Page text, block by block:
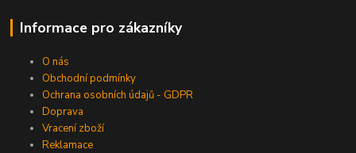
Informace pro zákazníky
O nás
Obchodní podmínky
Ochrana osobních údajů - GDPR
Doprava
Vracení zboží
Reklamace